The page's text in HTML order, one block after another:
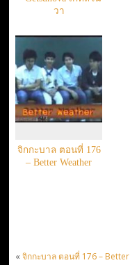
วา
จิกกะบาล ตอนที่ 176
– Better Weather
« จิกกะบาล ตอนที่ 176 – Better